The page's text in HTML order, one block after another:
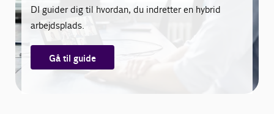
DI guider dig til hvordan, du indretter en hybrid
arbejdsplads.
Gå til guide